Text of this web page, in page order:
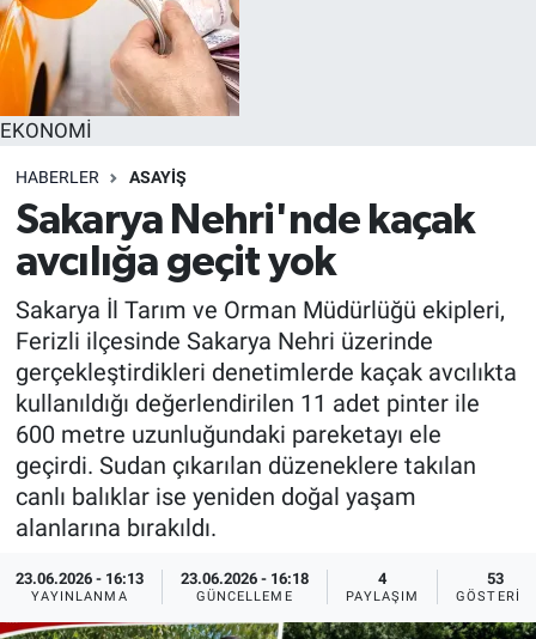
EKONOMİ
HABERLER ASAYİŞ
Sakarya Nehri'nde kaçak
avcılığa geçit yok
Sakarya İl Tarım ve Orman Müdürlüğü ekipleri,
Ferizli ilçesinde Sakarya Nehri üzerinde
gerçekleştirdikleri denetimlerde kaçak avcılıkta
kullanıldığı değerlendirilen 11 adet pinter ile
600 metre uzunluğundaki pareketayı ele
geçirdi. Sudan çıkarılan düzeneklere takılan
canlı balıklar ise yeniden doğal yaşam
alanlarına bırakıldı.
23.06.2026 - 16:13
YAYINLANMA
23.06.2026 - 16:18
GÜNCELLEME
4
PAYLAŞIM
53
GÖSTERIM